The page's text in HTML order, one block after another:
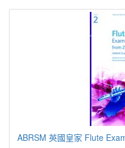
ABRSM 英國皇家 Flute